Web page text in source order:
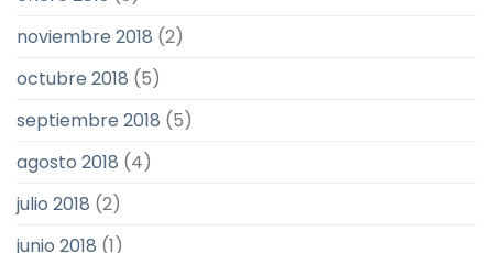
noviembre 2018 (2)
octubre 2018 (5)
septiembre 2018 (5)
agosto 2018 (4)
julio 2018 (2)
junio 2018 (1)